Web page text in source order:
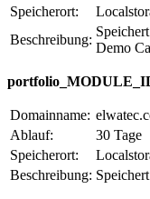
Speicherort:
Beschreibung:
Demo
Domainname:
Ablauf:
30 Tage
Speicherort:
Beschreibung: